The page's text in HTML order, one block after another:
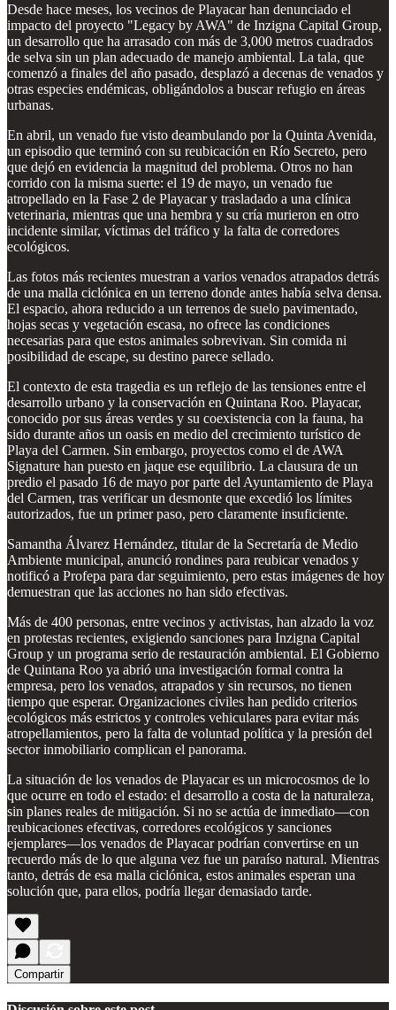
Desde hace meses, los vecinos de Playacar han denunciado el
impacto del proyecto "Legacy by AWA" de Inzigna Capital Group,
un desarrollo que ha arrasado con más de 3,000 metros cuadrados
de selva sin un plan adecuado de manejo ambiental. La tala, que
comenzó a finales del año pasado, desplazó a decenas de venados y
otras especies endémicas, obligándolos a buscar refugio en áreas
urbanas.
En abril, un venado fue visto deambulando por la Quinta Avenida,
un episodio que terminó con su reubicación en Río Secreto, pero
que dejó en evidencia la magnitud del problema. Otros no han
corrido con la misma suerte: el 19 de mayo, un venado fue
atropellado en la Fase 2 de Playacar y trasladado a una clínica
veterinaria, mientras que una hembra y su cría murieron en otro
incidente similar, víctimas del tráfico y la falta de corredores
ecológicos.
Las fotos más recientes muestran a varios venados atrapados detrás
de una malla ciclónica en un terreno donde antes había selva densa.
El espacio, ahora reducido a un terrenos de suelo pavimentado,
hojas secas y vegetación escasa, no ofrece las condiciones
necesarias para que estos animales sobrevivan. Sin comida ni
posibilidad de escape, su destino parece sellado.
El contexto de esta tragedia es un reflejo de las tensiones entre el
desarrollo urbano y la conservación en Quintana Roo. Playacar,
conocido por sus áreas verdes y su coexistencia con la fauna, ha
sido durante años un oasis en medio del crecimiento turístico de
Playa del Carmen. Sin embargo, proyectos como el de AWA
Signature han puesto en jaque ese equilibrio. La clausura de un
predio el pasado 16 de mayo por parte del Ayuntamiento de Playa
del Carmen, tras verificar un desmonte que excedió los límites
autorizados, fue un primer paso, pero claramente insuficiente.
Samantha Álvarez Hernández, titular de la Secretaría de Medio
Ambiente municipal, anunció rondines para reubicar venados y
notificó a Profepa para dar seguimiento, pero estas imágenes de hoy
demuestran que las acciones no han sido efectivas.
Más de 400 personas, entre vecinos y activistas, han alzado la voz
en protestas recientes, exigiendo sanciones para Inzigna Capital
Group y un programa serio de restauración ambiental. El Gobierno
de Quintana Roo ya abrió una investigación formal contra la
empresa, pero los venados, atrapados y sin recursos, no tienen
tiempo que esperar. Organizaciones civiles han pedido criterios
ecológicos más estrictos y controles vehiculares para evitar más
atropellamientos, pero la falta de voluntad política y la presión del
sector inmobiliario complican el panorama.
La situación de los venados de Playacar es un microcosmos de lo
que ocurre en todo el estado: el desarrollo a costa de la naturaleza,
sin planes reales de mitigación. Si no se actúa de inmediato—con
reubicaciones efectivas, corredores ecológicos y sanciones
ejemplares—los venados de Playacar podrían convertirse en un
recuerdo más de lo que alguna vez fue un paraíso natural. Mientras
tanto, detrás de esa malla ciclónica, estos animales esperan una
solución que, para ellos, podría llegar demasiado tarde.
Compartir